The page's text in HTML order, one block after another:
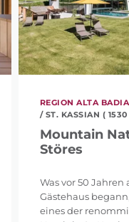
REGION ALTA BADIA
/ ST. KASSIAN (
Mountain
Störes
Was vor 50 Jahren
Gästehaus
eines der